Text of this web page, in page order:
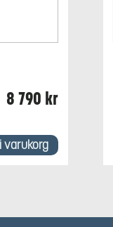
8 790 kr
varukorg